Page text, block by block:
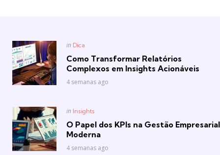
Posted
in Dica
Como Transformar Relatórios
Complexos em Insights Acionáveis
4 semanas ago
Posted
in Insights
O Papel dos KPIs na Gestão Empresarial
Moderna
4 semanas ago